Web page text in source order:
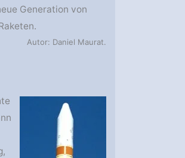
Generation von
Autor: Daniel Maurat.